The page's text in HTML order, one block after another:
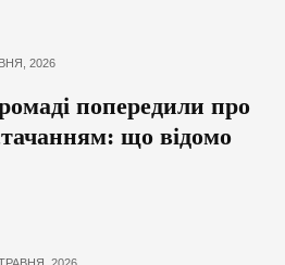
2026
попередили про
що відомо